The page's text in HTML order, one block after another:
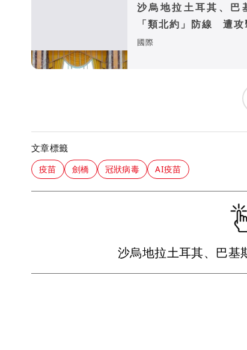
沙烏地拉土耳其、巴
「類北約」防線 遭攻
國開戰
國際
文章標籤
疫苗 劍橋 冠狀病毒 AI疫苗
沙烏地拉土耳其、巴